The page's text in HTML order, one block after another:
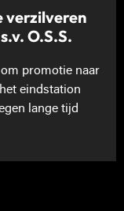
verzilveren
O.S.S.
promotie naar
eindstation
lange tijd